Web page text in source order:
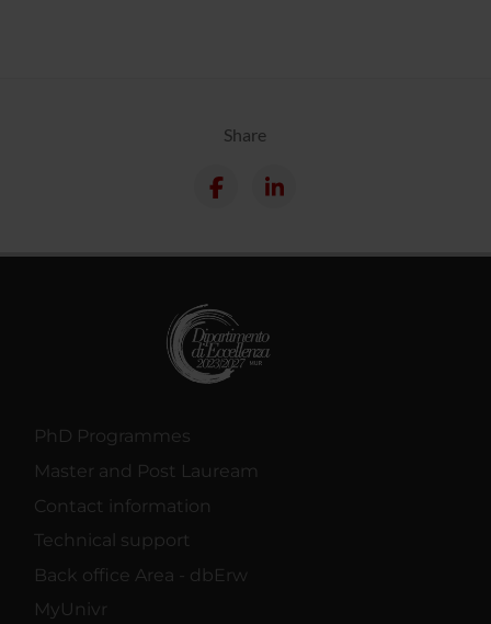
Share
PhD Programmes
Master and Post Lauream
Contact information
Technical support
Back office Area - dbErw
MyUnivr